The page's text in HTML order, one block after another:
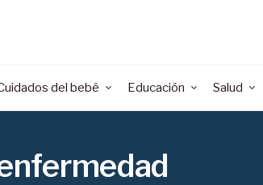
del bebé Educación Salud